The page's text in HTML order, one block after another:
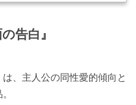
告白』
、主人公の同性愛的傾向と